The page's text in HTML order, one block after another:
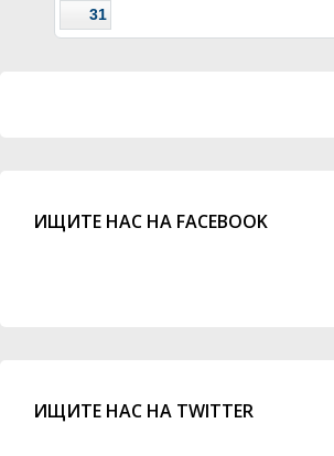
31
ИЩИТЕ НАС НА FACEBOOK
ИЩИТЕ НАС НА TWITTER